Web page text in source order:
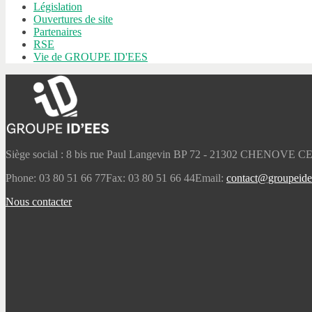
Législation
Ouvertures de site
Partenaires
RSE
Vie de GROUPE ID'EES
Siège social : 8 bis rue Paul Langevin BP 72 - 21302 CHENOVE
Phone: 03 80 51 66 77Fax: 03 80 51 66 44Email:
Nous contacter